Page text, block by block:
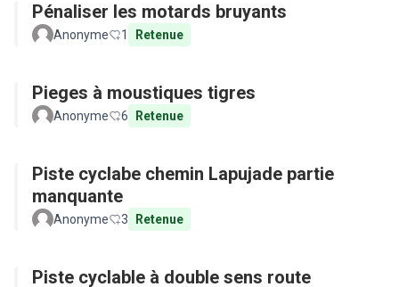
Pénaliser les motards bruyants
Anonyme 1 Retenue
Pieges à moustiques tigres
Anonyme 6 Retenue
Piste cyclabe chemin Lapujade partie
manquante
Anonyme 3 Retenue
Piste cyclable à double sens route